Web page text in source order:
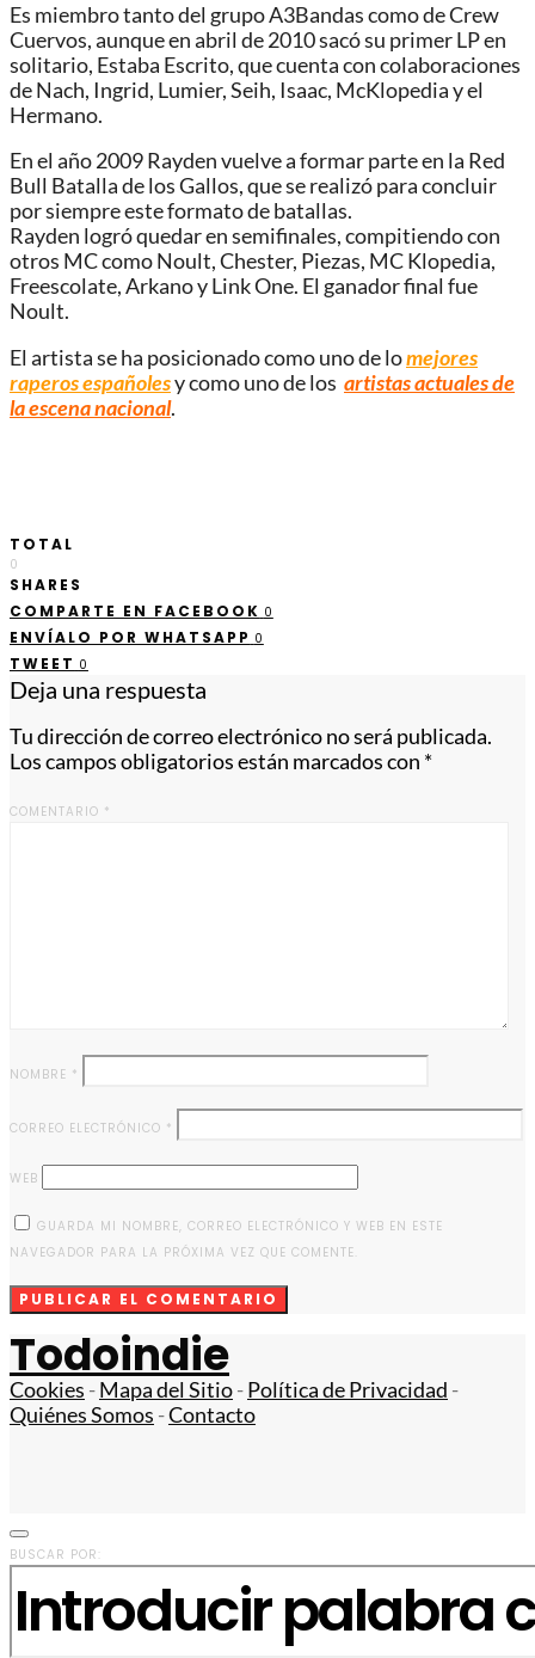
Es miembro tanto del grupo A3Bandas como de Crew
Cuervos, aunque en abril de 2010 sacó su primer LP en
solitario, Estaba Escrito, que cuenta con colaboraciones
de Nach, Ingrid, Lumier, Seih, Isaac, McKlopedia y el
Hermano.
En el año 2009 Rayden vuelve a formar parte en la Red
Bull Batalla de los Gallos, que se realizó para concluir
por siempre este formato de batallas.
Rayden logró quedar en semifinales, compitiendo con
otros MC como Noult, Chester, Piezas, MC Klopedia,
Freescolate, Arkano y Link One. El ganador final fue
Noult.
El artista se ha posicionado como uno de lomejores
raperos españolesy como uno de los artistas actuales de
la escena nacional.
TOTAL
0
SHARES
COMPARTE EN FACEBOOK 0
ENVÍALO POR WHATSAPP 0
TWEET 0
Deja una respuesta
Tu dirección de correo electrónico no será publicada.
Los campos obligatorios están marcados con *
COMENTARIO *
NOMBRE *
CORREO ELECTRÓNICO *
WEB
GUARDA MI NOMBRE, CORREO ELECTRÓNICO Y WEB EN ESTE
NAVEGADOR PARA LA PRÓXIMA VEZ QUE COMENTE.
Todoindie
Cookies -Mapa del Sitio-Política de Privacidad -
Quiénes Somos -Contacto
BUSCAR POR: